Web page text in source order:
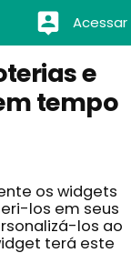
Acessar
e
tempo
os widgets
los em seus
los ao
terá este